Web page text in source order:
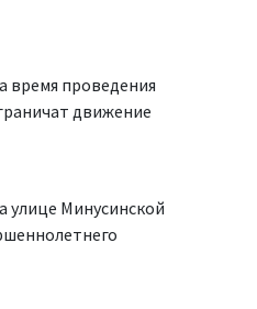
время проведения
движение
улице Минусинской